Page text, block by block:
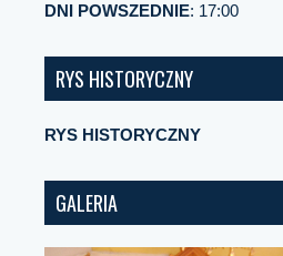
DNI POWSZEDNIE: 17:00
RYS HISTORYCZNY
RYS HISTORYCZNY
GALERIA